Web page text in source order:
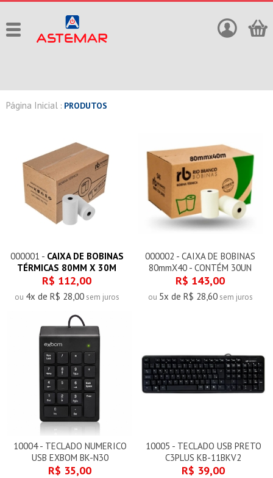
Página Inicial : PRODUTOS
000001 - CAIXA DE BOBINAS
TÉRMICAS 80MM X 30M
R$ 112,00
ou 4x de R$ 28,00sem juros
000002 - CAIXA DE BOBINAS
80mmX40 - CONTÉM 30UN
R$ 143,00
ou 5x de R$ 28,60sem juros
10004 - TECLADO NUMERICO
USB EXBOM BK-N30
R$ 35,00
10005 - TECLADO USB PRETO
C3PLUS KB-11BKV2
R$ 39,00